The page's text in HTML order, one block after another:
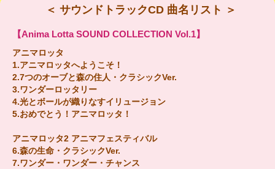
＜ サウンドトラックCD 曲名リスト ＞
【Anima Lotta SOUND COLLECTION Vol.1】
アニマロッタ
1.アニマロッタへようこそ！
2.7つのオーブと森の住人・クラシックVer.
3.ワンダーロッタリー
4.光とボールが織りなすイリュージョン
5.おめでとう！アニマロッタ！
アニマロッタ2 アニマフェスティバル
6.森の生命・クラシックVer.
7.ワンダー・ワンダー・チャンス